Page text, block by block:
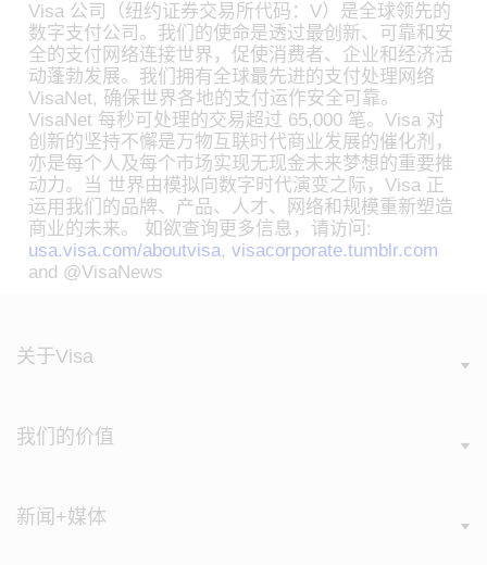
Visa 公司（纽约证券交易所代码：V）是全球领先的
数字支付公司。我们的使命是透过最创新、可靠和安
全的支付网络连接世界，促使消费者、企业和经济活
动蓬勃发展。我们拥有全球最先进的支付处理网络
VisaNet, 确保世界各地的支付运作安全可靠。
VisaNet 每秒可处理的交易超过 65,000 笔。Visa 对
创新的坚持不懈是万物互联时代商业发展的催化剂，
亦是每个人及每个市场实现无现金未来梦想的重要推
动力。当 世界由模拟向数字时代演变之际，Visa 正
运用我们的品牌、产品、人才、网络和规模重新塑造
商业的未来。 如欲查询更多信息，请访问:
usa.visa.com/aboutvisa,visacorporate.tumblr.com
and @VisaNews
关于Visa
我们的价值
新闻+媒体